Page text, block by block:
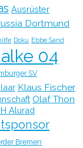
Ausrüster
Dortmund
Doku Ebbe Sand
04
SV
Klaus Fischer
Olaf Thon
Alurad
Bremen